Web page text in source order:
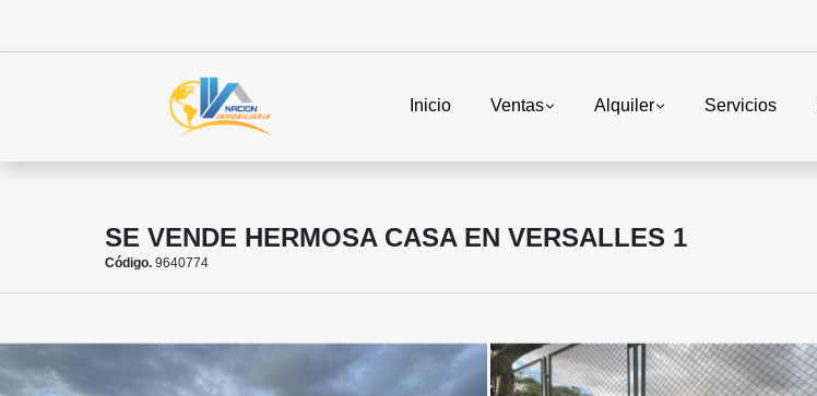
Inicio Ventas Alquiler Servicios
SE VENDE HERMOSA CASA EN VERSALLES 1
Código. 9640774